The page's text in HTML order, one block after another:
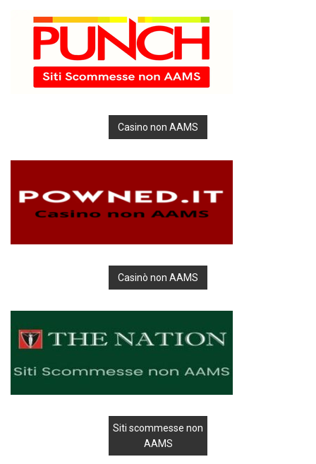
Casino non AAMS
Casinò non AAMS
Siti scommesse non
AAMS